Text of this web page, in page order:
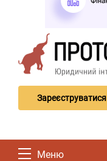
Зареєструватися
Меню